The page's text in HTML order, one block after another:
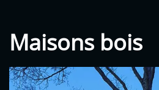
Maisons bois